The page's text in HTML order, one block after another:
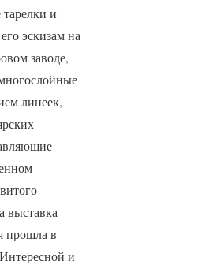
и
эскизам на
заводе,
линеек,
выставка
прошла в
и